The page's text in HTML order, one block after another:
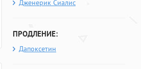
Дженерик Сиалис
ПРОДЛЕНИЕ:
Дапоксетин